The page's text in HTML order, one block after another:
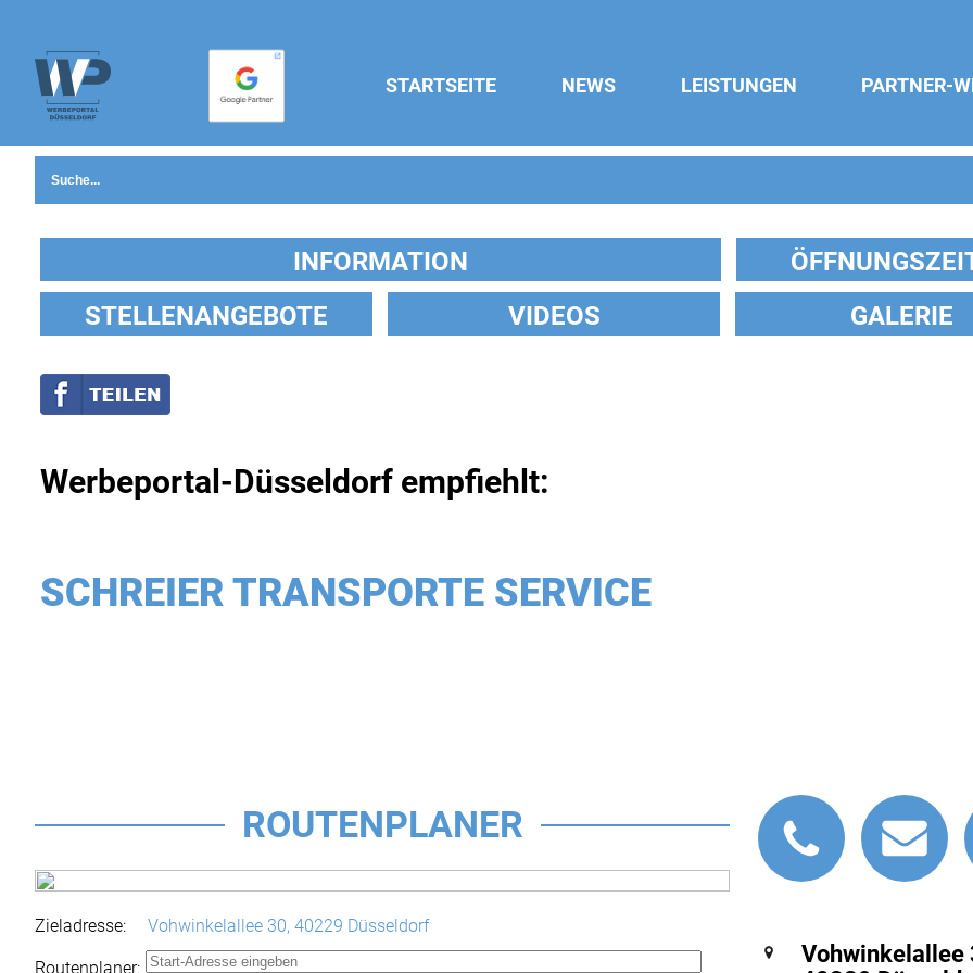
STARTSEITE NEWS LEISTUNGEN PARTNER-
INFORMATION
STELLENANGEBOTE
VIDEOS GALERIE
Werbeportal-Düsseldorf empfiehlt:
SCHREIER TRANSPORTE SERVICE
Vohwinkelallee
ROUTENPLANER
Zieladresse: Vohwinkelallee 30, 40229 Düsseldorf
Routenplaner: